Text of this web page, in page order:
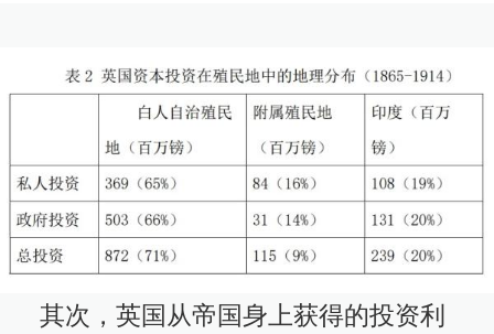
其次，英国从帝国身上获得的投资利